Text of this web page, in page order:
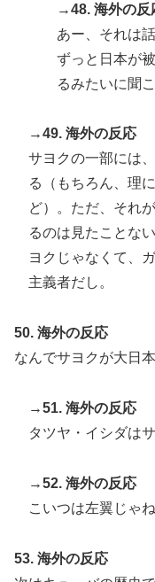
→48. 海外の反
あー、それは
ずっと日本が
るみたいに聞
→49. 海外の反応
サヨクの一部には
る（もちろん、理
ど）。ただ、それ
るのは見たことな
ヨクじゃなくて、
主義者だし。
50. 海外の反応
なんでサヨクが大日
→51. 海外の反応
タツヤ・イシダは
→52. 海外の反応
こいつは左翼じゃね
53. 海外の反応